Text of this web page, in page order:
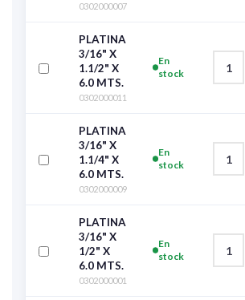
0302000007
PLATINA
3/16" X
1.1/2" X
6.0 MTS.
0302000011
En
stock
PLATINA
3/16" X
1.1/4" X
6.0 MTS.
0302000009
En
stock
PLATINA
3/16" X
1/2" X
6.0 MTS.
0302000001
En
stock